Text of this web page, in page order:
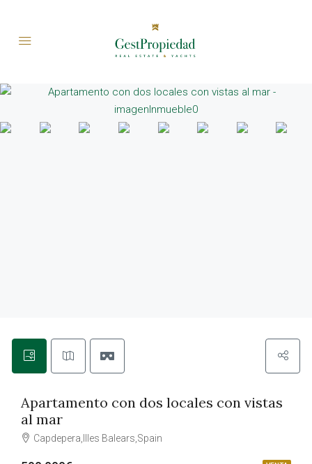
Apartamento con dos locales con vistas
al mar
Capdepera,Illes Balears,Spain